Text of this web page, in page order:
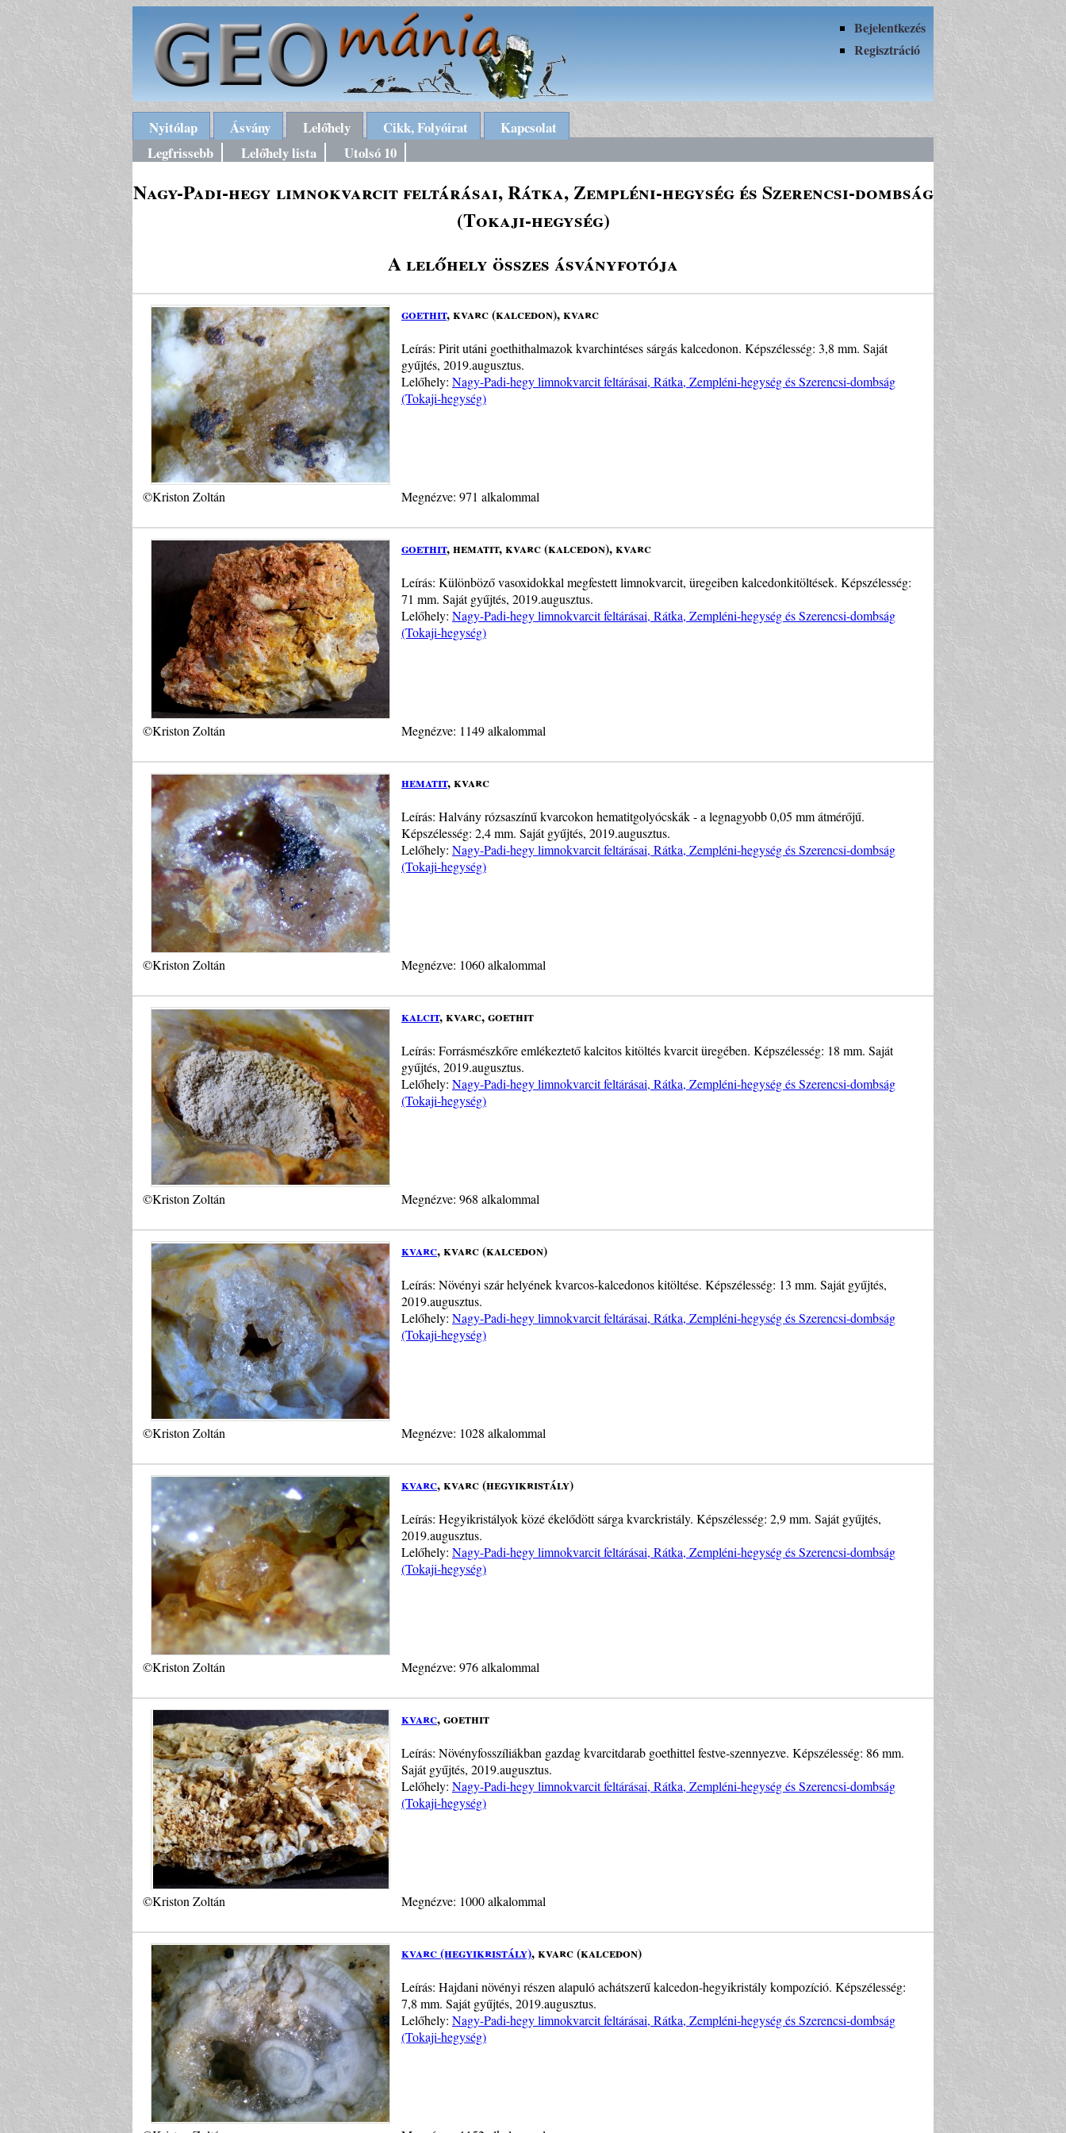
Bejelentkezés
Regisztráció
Nyitólap Ásvány Lelőhely Cikk, Folyóirat
Kapcsolat
Legfrissebb
Lelőhely lista Utolsó 10
Nagy-Padi-hegy limnokvarcit feltárásai, Rátka, Zempléni-hegység és Szerencsi-dombság
(Tokaji-hegység)
A lelőhely összes ásványfotója
goethit, kvarc (kalcedon), kvarc
Leírás: Pirit utáni goethithalmazok kvarchintéses sárgás kalcedonon. Képszélesség: 3,8 mm. Saját
gyűjtés, 2019.augusztus.
Lelőhely: Nagy-Padi-hegy limnokvarcit feltárásai, Rátka, Zempléni-hegység és Szerencsi-dombság
(Tokaji-hegység)
©Kriston Zoltán Megnézve: 971 alkalommal
goethit, hematit, kvarc (kalcedon), kvarc
Leírás: Különböző vasoxidokkal megfestett limnokvarcit, üregeiben kalcedonkitöltések. Képszélesség:
71 mm. Saját gyűjtés, 2019.augusztus.
Lelőhely: Nagy-Padi-hegy limnokvarcit feltárásai, Rátka, Zempléni-hegység és Szerencsi-dombság
(Tokaji-hegység)
©Kriston Zoltán Megnézve: 1149 alkalommal
hematit, kvarc
Leírás: Halvány rózsaszínű kvarcokon hematitgolyócskák - a legnagyobb 0,05 mm átmérőjű.
Képszélesség: 2,4 mm. Saját gyűjtés, 2019.augusztus.
Lelőhely: Nagy-Padi-hegy limnokvarcit feltárásai, Rátka, Zempléni-hegység és Szerencsi-dombság
(Tokaji-hegység)
©Kriston Zoltán Megnézve: 1060 alkalommal
kalcit, kvarc, goethit
Leírás: Forrásmészkőre emlékeztető kalcitos kitöltés kvarcit üregében. Képszélesség: 18 mm. Saját
gyűjtés, 2019.augusztus.
Lelőhely: Nagy-Padi-hegy limnokvarcit feltárásai, Rátka, Zempléni-hegység és Szerencsi-dombság
(Tokaji-hegység)
©Kriston Zoltán Megnézve: 968 alkalommal
kvarc, kvarc (kalcedon)
Leírás: Növényi szár helyének kvarcos-kalcedonos kitöltése. Képszélesség: 13 mm. Saját gyűjtés,
2019.augusztus.
Lelőhely: Nagy-Padi-hegy limnokvarcit feltárásai, Rátka, Zempléni-hegység és Szerencsi-dombság
(Tokaji-hegység)
©Kriston Zoltán Megnézve: 1028 alkalommal
kvarc, kvarc (hegyikristály)
Leírás: Hegyikristályok közé ékelődött sárga kvarckristály. Képszélesség: 2,9 mm. Saját gyűjtés,
2019.augusztus.
Lelőhely: Nagy-Padi-hegy limnokvarcit feltárásai, Rátka, Zempléni-hegység és Szerencsi-dombság
(Tokaji-hegység)
©Kriston Zoltán Megnézve: 976 alkalommal
kvarc, goethit
Leírás: Növényfosszíliákban gazdag kvarcitdarab goethittel festve-szennyezve. Képszélesség: 86 mm.
Saját gyűjtés, 2019.augusztus.
Lelőhely: Nagy-Padi-hegy limnokvarcit feltárásai, Rátka, Zempléni-hegység és Szerencsi-dombság
(Tokaji-hegység)
©Kriston Zoltán Megnézve: 1000 alkalommal
kvarc (hegyikristály), kvarc (kalcedon)
Leírás: Hajdani növényi részen alapuló achátszerű kalcedon-hegyikristály kompozíció. Képszélesség:
7,8 mm. Saját gyűjtés, 2019.augusztus.
Lelőhely: Nagy-Padi-hegy limnokvarcit feltárásai, Rátka, Zempléni-hegység és Szerencsi-dombság
(Tokaji-hegység)